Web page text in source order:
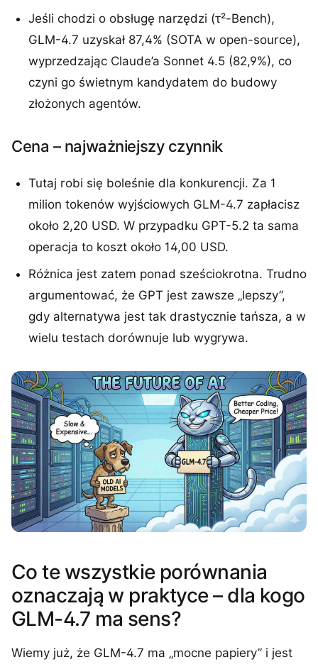
Jeśli chodzi o obsługę narzędzi (τ²-Bench),
GLM-4.7 uzyskał 87,4% (SOTA w open-source),
wyprzedzając Claude’a Sonnet 4.5 (82,9%), co
czyni go świetnym kandydatem do budowy
złożonych agentów.
Cena – najważniejszy czynnik
Tutaj robi się boleśnie dla konkurencji. Za 1
milion tokenów wyjściowych GLM-4.7 zapłacisz
około 2,20 USD. W przypadku GPT-5.2 ta sama
operacja to koszt około 14,00 USD.
Różnica jest zatem ponad sześciokrotna. Trudno
argumentować, że GPT jest zawsze „lepszy”,
gdy alternatywa jest tak drastycznie tańsza, a w
wielu testach dorównuje lub wygrywa.
Co te wszystkie porównania
oznaczają w praktyce – dla kogo
GLM-4.7 ma sens?
Wiemy już, że GLM-4.7 ma „mocne papiery” i jest